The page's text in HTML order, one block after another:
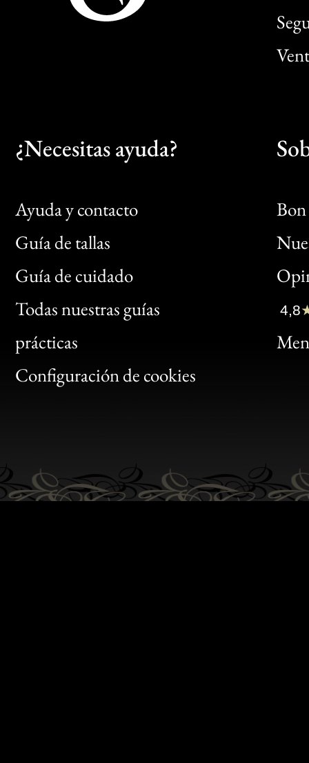
¿Necesitas ayuda?
Ayuda y contacto
Guía de tallas
Guía de cuidado
Todas nuestras guías
prácticas
Configuración de cookies
Bon
Clic
Bon
4,8